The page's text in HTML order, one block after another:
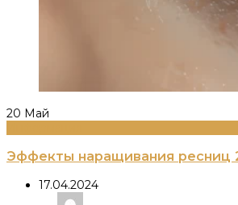
20 Май
Эффекты наращивания ресниц
17.04.2024